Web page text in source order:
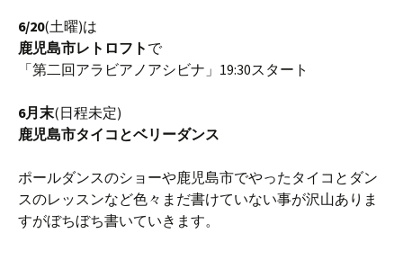
6/20(土曜)は
鹿児島市レトロフト で
「第二回アラビアノアシビナ」19:30スタート
6月末(日程未定)
鹿児島市タイコとベリーダンス
ポールダンスのショーや鹿児島市でやったタイコとダン
スのレッスンなど色々まだ書けていない事が沢山ありま
すがぼちぼち書いていきます。